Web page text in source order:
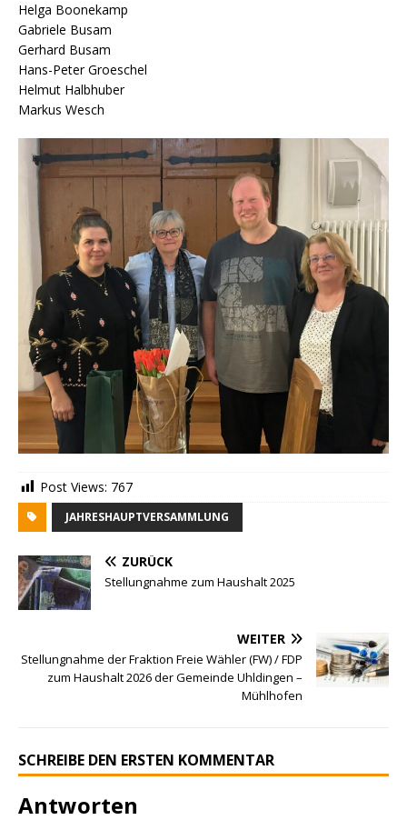
Helga Boonekamp
Gabriele Busam
Gerhard Busam
Hans-Peter Groeschel
Helmut Halbhuber
Markus Wesch
Post Views: 767
JAHRESHAUPTVERSAMMLUNG
ZURÜCK
Stellungnahme zum Haushalt 2025
WEITER
Stellungnahme der Fraktion Freie Wähler (FW) / FDP
zum Haushalt 2026 der Gemeinde Uhldingen –
Mühlhofen
SCHREIBE DEN ERSTEN KOMMENTAR
Antworten